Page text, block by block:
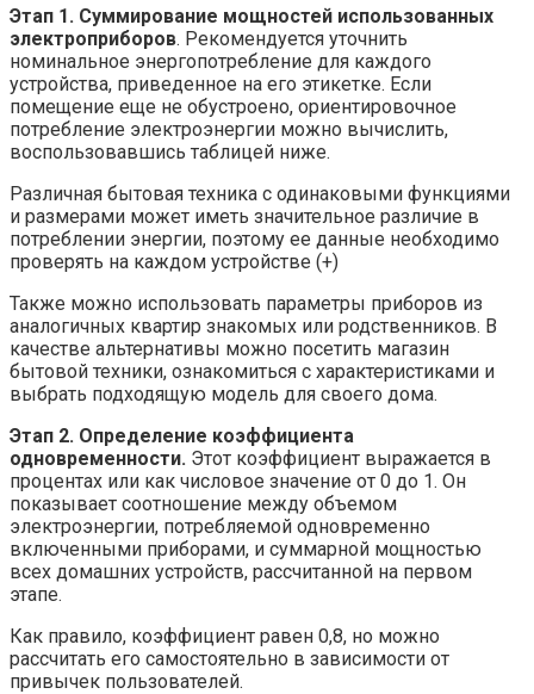
Этап 1. Суммирование мощностей использованных
электроприборов. Рекомендуется уточнить
номинальное энергопотребление для каждого
устройства, приведенное на его этикетке. Если
помещение еще не обустроено, ориентировочное
потребление электроэнергии можно вычислить,
воспользовавшись таблицей ниже.
Различная бытовая техника с одинаковыми функциями
и размерами может иметь значительное различие в
потреблении энергии, поэтому ее данные необходимо
проверять на каждом устройстве (+)
Также можно использовать параметры приборов из
аналогичных квартир знакомых или родственников. В
качестве альтернативы можно посетить магазин
бытовой техники, ознакомиться с характеристиками и
выбрать подходящую модель для своего дома.
Этап 2. Определение коэффициента
одновременности. Этот коэффициент выражается в
процентах или как числовое значение от 0 до 1. Он
показывает соотношение между объемом
электроэнергии, потребляемой одновременно
включенными приборами, и суммарной мощностью
всех домашних устройств, рассчитанной на первом
этапе.
Как правило, коэффициент равен 0,8, но можно
рассчитать его самостоятельно в зависимости от
привычек пользователей.